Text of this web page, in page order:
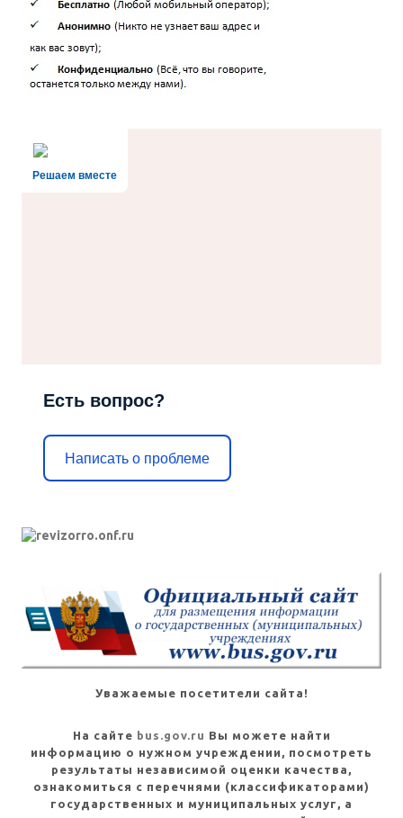
Решаем вместе
Есть вопрос?
Написать о проблеме
Уважаемые посетители сайта!
На сайте bus.gov.ru Вы можете найти
информацию о нужном учреждении, посмотреть
результаты независимой оценки качества,
ознакомиться с перечнями (классификаторами)
государственных и муниципальных услуг, а